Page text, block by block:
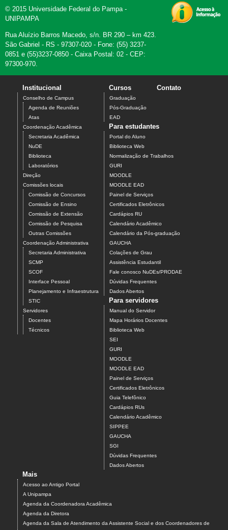
© 2015 Universidade Federal do Pampa -
UNIPAMPA
Rua Aluízio Barros Macedo, s/n. BR 290 – km 423.
São Gabriel - RS - 97307-020 - Fone: (55) 3237-
0851 e (55)3237-0850 - Caixa Postal: 02 - CEP:
97300-970.
Institucional
Conselho de Campus
Agenda de Reuniões
Atas
Coordenação Acadêmica
Secretaria Acadêmica
NuDE
Biblioteca
Laboratórios
Direção
Comissões locais
Comissão de Concursos
Comissão de Ensino
Comissão de Extensão
Comissão de Pesquisa
Outras Comissões
Coordenação Administrativa
Secretaria Administrativa
SCMP
SCOF
Interface Pessoal
Planejamento e Infraestrutura
STIC
Servidores
Docentes
Técnicos
Cursos
Graduação
Pós-Graduação
EAD
Contato
Para estudantes
Portal do Aluno
Biblioteca Web
Normalização de Trabalhos
GURI
MOODLE
MOODLE EAD
Painel de Serviços
Certificados Eletrônicos
Cardápios RU
Calendário Acadêmico
Calendário da Pós-graduação
GAUCHA
Colações de Grau
Assistência Estudantil
Fale conosco NuDEs/PRODAE
Dúvidas Frequentes
Dados Abertos
Para servidores
Manual do Servidor
Mapa Horários Docentes
Biblioteca Web
SEI
GURI
MOODLE
MOODLE EAD
Painel de Serviços
Certificados Eletrônicos
Guia Telefônico
Cardápios RUs
Calendário Acadêmico
SIPPEE
GAUCHA
SGI
Dúvidas Frequentes
Dados Abertos
Mais
Acesso ao Antigo Portal
A Unipampa
Agenda da Coordenadora Acadêmica
Agenda da Diretora
Agenda da Sala de Atendimento da Assistente Social e dos Coordenadores de